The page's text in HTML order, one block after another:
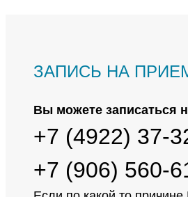
ЗАПИСЬ НА
Вы можете записаться
+7 (4922) 37-
+7 (906) 560-